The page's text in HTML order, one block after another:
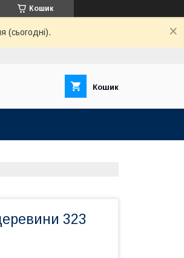
Кошик
(сьогодні).
Кошик
323